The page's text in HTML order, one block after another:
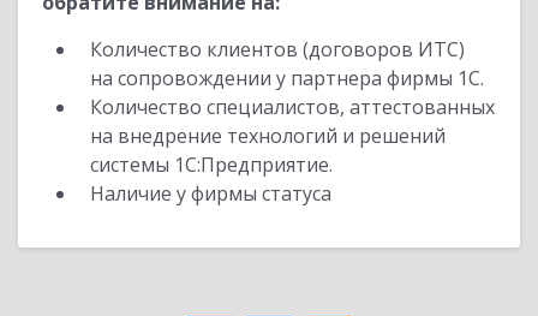
Количество клиентов (договоров ИТС)
на сопровождении у партнера фирмы 1С.
Количество специалистов, аттестованных
на внедрение технологий и решений
системы 1С:Предприятие.
Наличие у фирмы статуса